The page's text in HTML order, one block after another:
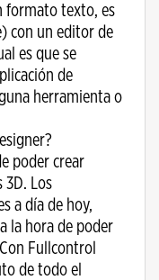
formato texto, es
con un editor de
es que se
de
herramienta o
poder crear
3D. Los
a día de hoy,
la hora de poder
Fullcontrol
de todo el